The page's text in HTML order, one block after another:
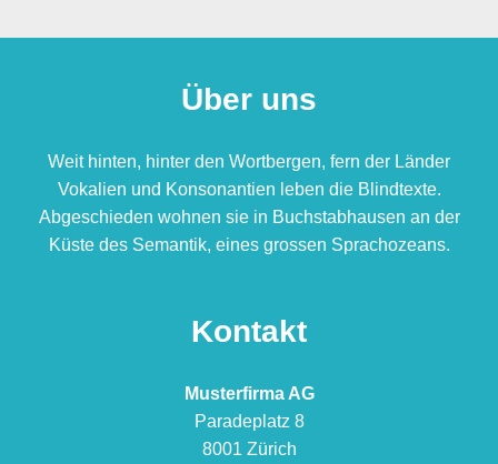
Über uns
Weit hinten, hinter den Wortbergen, fern der Länder
Vokalien und Konsonantien leben die Blindtexte.
Abgeschieden wohnen sie in Buchstabhausen an der
Küste des Semantik, eines grossen Sprachozeans.
Kontakt
Musterfirma AG
Paradeplatz 8
8001 Zürich